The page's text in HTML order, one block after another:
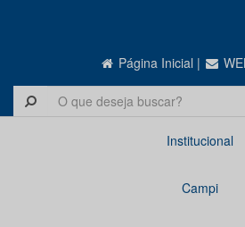
Página Inicial |
Institucional
Campi